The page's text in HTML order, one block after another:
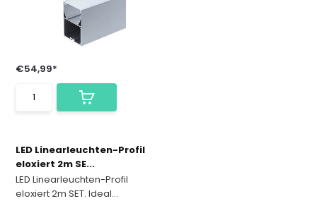
€54,99*
LED Linearleuchten-Profil
eloxiert 2m SE...
LED Linearleuchten-Profil
eloxiert 2m SET. Ideal...